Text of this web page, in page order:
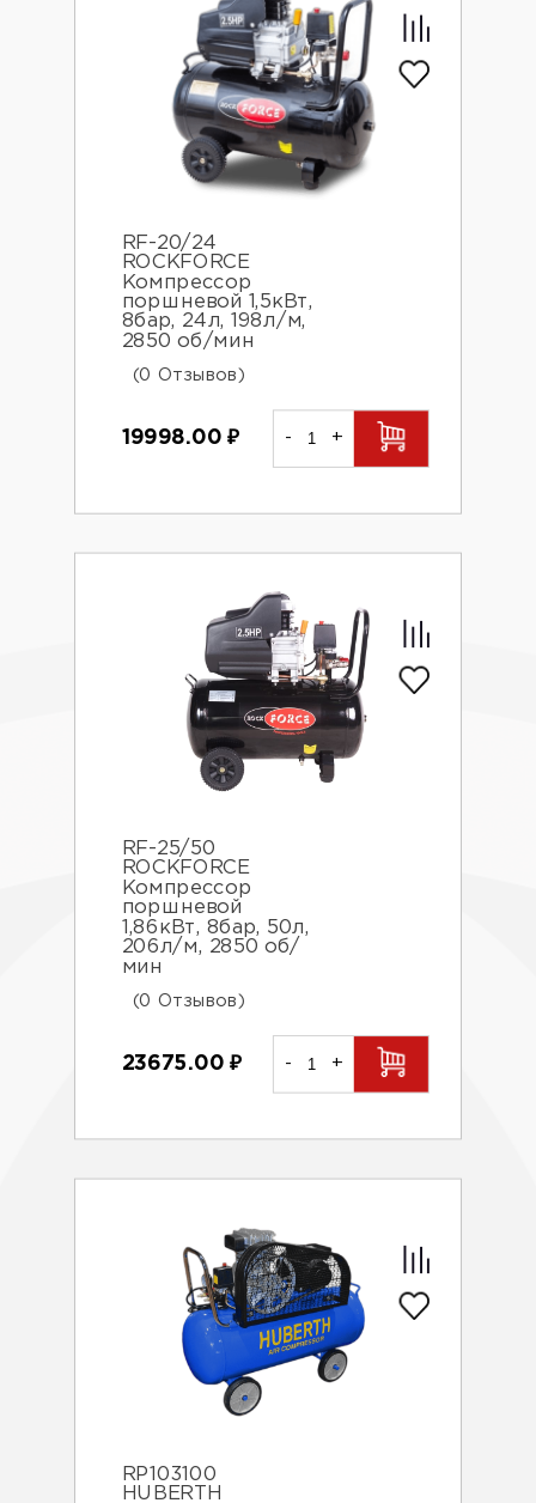
RF-20/24
ROCKFORCE
Компрессор
поршневой 1,5кВт,
8бар, 24л, 198л/м,
2850 об/мин
(0 Отзывов)
19998.00₽ - +
RF-25/50
ROCKFORCE
Компрессор
поршневой
1,86кВт, 8бар, 50л,
206л/м, 2850 об/
мин
(0 Отзывов)
23675.00 ₽ - +
RP103100
HUBERTH